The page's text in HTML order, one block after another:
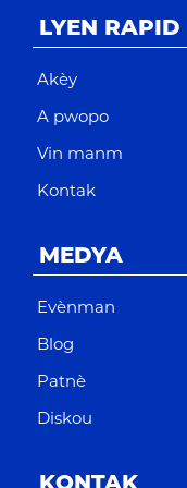
sekirite ak
absoli.
enperatif
demokratik,
pa
manda
nan Ayiti
esansyèl
krim
popilasyon
LYEN RAPID
Akèy
A pwopo
Vin manm
Kontak
MEDYA
Evènman
Blog
Patnè
Diskou
KONTAK